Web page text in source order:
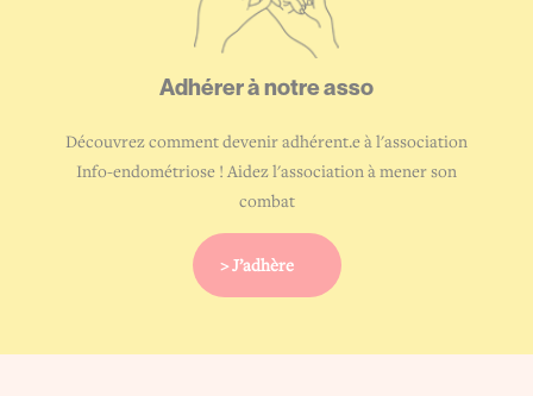
Adhérer ànotre asso
Découvrez comment devenir adhérent.e à l'association
Info-endométriose ! Aidez l'association à mener son
combat
> J’adhère